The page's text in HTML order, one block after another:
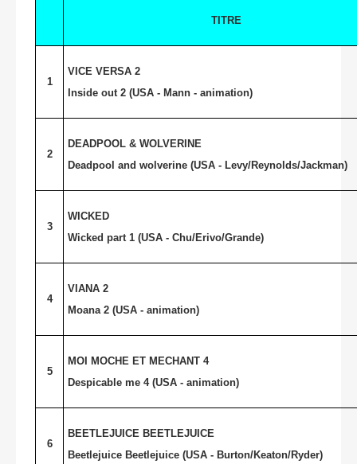
TITRE
1
VICE VERSA 2
Inside out 2 (USA - Mann - animation)
2
DEADPOOL & WOLVERINE
Deadpool and wolverine (USA - Levy/Reynolds/Jackman)
3
WICKED
Wicked part 1 (USA - Chu/Erivo/Grande)
4
VIANA 2
Moana 2 (USA - animation)
5
MOI MOCHE ET MECHANT 4
Despicable me 4 (USA - animation)
6
BEETLEJUICE BEETLEJUICE
Beetlejuice Beetlejuice (USA - Burton/Keaton/Ryder)